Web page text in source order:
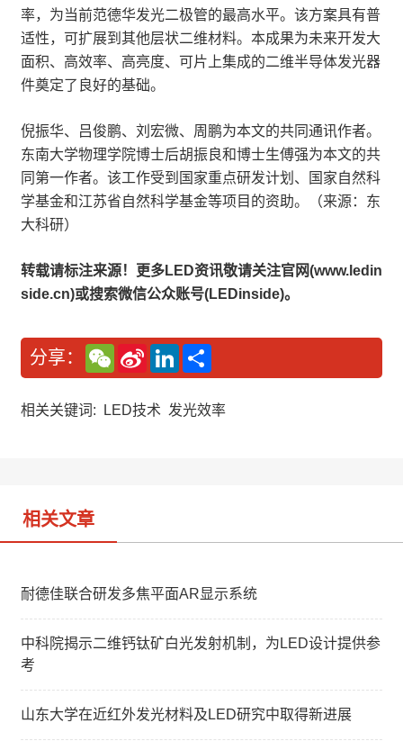
率，为当前范德华发光二极管的最高水平。该方案具有普
适性，可扩展到其他层状二维材料。本成果为未来开发大
面积、高效率、高亮度、可片上集成的二维半导体发光器
件奠定了良好的基础。
倪振华、吕俊鹏、刘宏微、周鹏为本文的共同通讯作者。
东南大学物理学院博士后胡振良和博士生傅强为本文的共
同第一作者。该工作受到国家重点研发计划、国家自然科
学基金和江苏省自然科学基金等项目的资助。（来源：东
大科研）
转载请标注来源！更多LED资讯敬请关注官网(www.ledin
side.cn)或搜索微信公众账号(LEDinside)。
分享：
W
e
C
a
S
n
W
L
n
e
相关关键词: LED技术 发光效率
相关文章
耐德佳联合研发多焦平面AR显示系统
中科院揭示二维钙钛矿白光发射机制，为LED设计提供参
考
山东大学在近红外发光材料及LED研究中取得新进展